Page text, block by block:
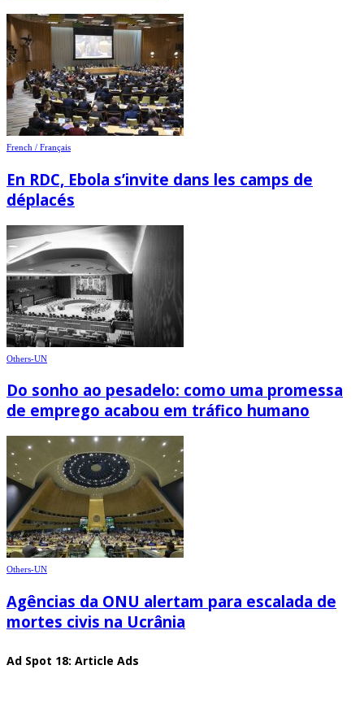
French / Français
En RDC, Ebola s’invite dans les camps de
déplacés
Others-UN
Do sonho ao pesadelo: como uma promessa
de emprego acabou em tráfico humano
Others-UN
Agências da ONU alertam para escalada de
mortes civis na Ucrânia
Ad Spot 18: Article Ads